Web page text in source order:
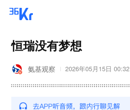
恒瑞没有梦想
氨基观察 2026年05月15日 00:32